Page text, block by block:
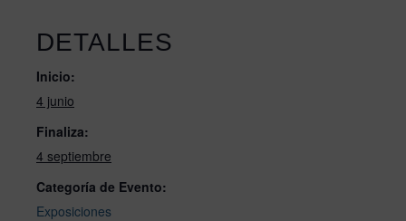
DETALLES
Inicio:
4 junio
Finaliza:
4 septiembre
Categoría de Evento:
Exposiciones